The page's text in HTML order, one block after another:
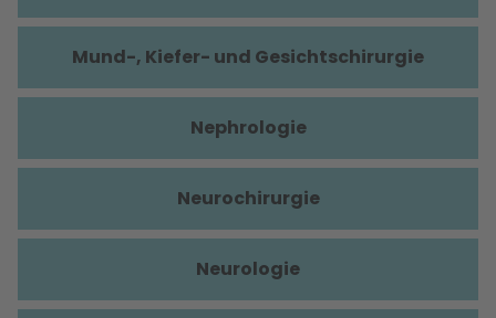
Mund-, Kiefer- und Gesichtschirurgie
Nephrologie
Neurochirurgie
Neurologie